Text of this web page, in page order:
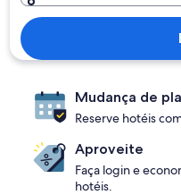
Mudança de
Reserve hotéis
Aproveite
Faça login e
hotéis.